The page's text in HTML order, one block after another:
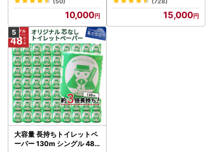
10,000 15,000
大容量 長持ちトイレットペ
ーパー 130m シングル 48R